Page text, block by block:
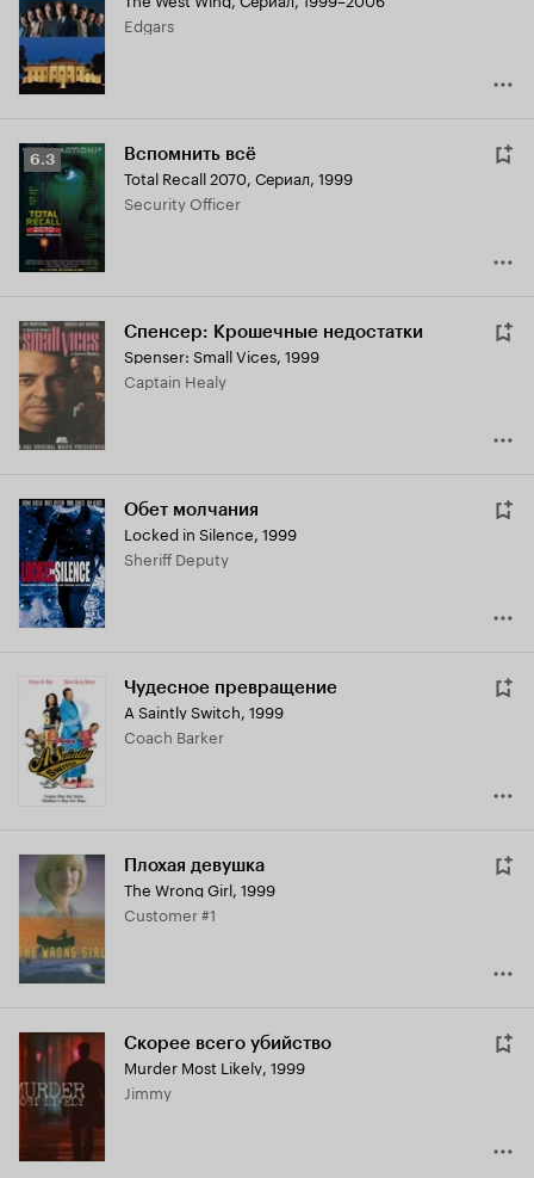
Кинопоиска
7.7
Edgars
Рейтинг
Кинопоиска
6.3
6.3 Вспомнить всё
Total Recall 2070, Сериал, 1999
Security Officer
Спенсер: Крошечные недостатки
Spenser: Small Vices, 1999
Captain Healy
Обет молчания
Locked in Silence, 1999
Sheriff Deputy
Чудесное превращение
A Saintly Switch, 1999
Coach Barker
Плохая девушка
The Wrong Girl, 1999
Customer #1
Скорее всего убийство
Murder Most Likely, 1999
Jimmy